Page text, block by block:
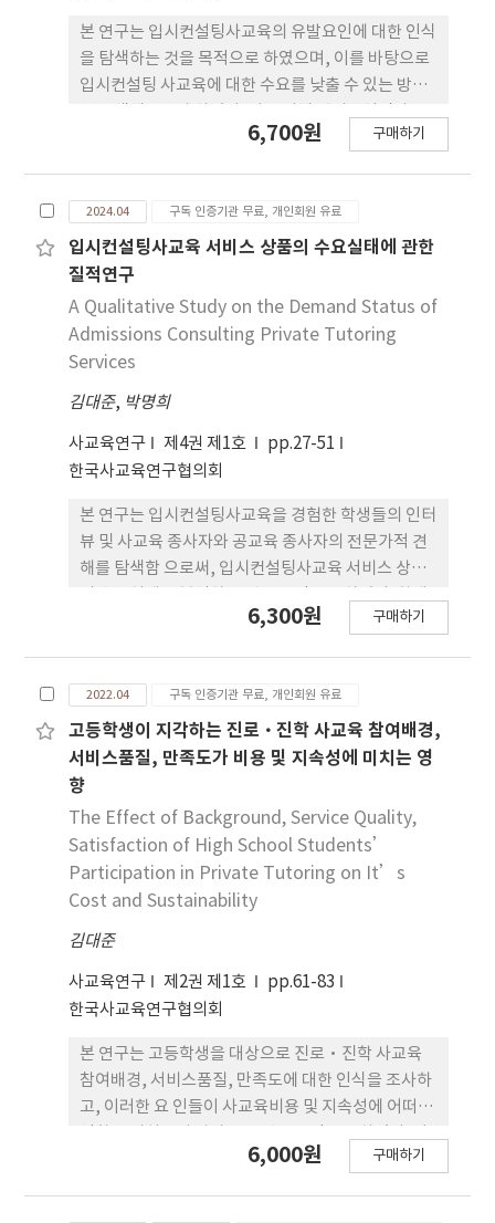
서 가장 강한 설명력을 지닌 변수로 나타났으며, 이는
입시컨설팅사교육이 새로운 교육 불평등의 매개가 될
수 있음을 시사한다. 이에 따라 본 연구는 소득 수준별
맞춤형 정책 지원과 공공 입시컨설팅 서비스의 도입
필요성을 제언하였다. 주요 연구 결론을 종합해보면,
하기 위해서 교육의 기회 균등을 증대시킬수 있는 방
안을 모색할 필요가 있다. 둘째, 수요자의 입시정보 의
장벽을 더 낮출 필요가 있다. 셋째, 입시컨설팅사교육
의 수요와 지출 수준은 학년 및 전형에 따라 뚜렷한 차
이를 보이 므로, 생애주기적 관점에서 시기별 맞춤형
본 연구는 입시컨설팅사교육의 유발요인에 대한 인식
을 탐색하는 것을 목적으로 하였으며, 이를 바탕으로
입시컨설팅 사교육에 대한 수요를 낮출 수 있는 방안
육 시장의 주요 의사결정 주 체인 학생(10명), 사교육
용하여 자료를 분석하였다. 연구결과를 요약하면 다
음과 같다. 첫째, 입시컨설팅사교육은 학생들이 입시
정책의 변화에 대응하는 과정에서 유발되었다. 학생
들은 입시정책의 변화에 맞춰 입시전략을 새롭게 준
비해야 하는데, 그 방안 중 하나로 사교육을 이용하고
있었다. 둘째, 입시컨설팅사교육은 학생들이 공교육
있었다. 학생들은 공교육에서 이루어지는 진로·진
학 상담교육에 대해서 정보의 구체성이 떨어지며, 미
흡 한 점이 있다고 인지하였다. 셋째, 입시컨설팅사교
육은 사교육 공급자가 수요자의 요구를 충족하기 위
해 진화된 서비스 를 제공하면서 유발되었다. 입시컨
설팅사교육은 방대한 데이터를 바탕으로 학생에게 맞
춰진 다양한 학습·진로·진학 컨설 팅서비스를 제
공하고 있었다. 결론적으로 입시컨설팅사교육 수요를
줄이기 위해서는 입시정책의 안정화가 필요하다. 아
하기 힘든 일부 업 무를 입시컨설팅사교육 업체에게
위탁(outsourcing)하는 방식으로 진로·진학 상담
의 효율성을 높인다면, 사교육 수요를 경감시키는 한
가지 방안이 될 수 있다. 아울러 입시컨설팅사교육이
도록 공급자에 대한 모니터링과 제도화의 수준을 높
일 필요가 있다.
6,700원 구매하기
2024.04 구독 인증기관 무료, 개인회원 유료
입시컨설팅사교육 서비스 상품의 수요실태에 관한
질적연구
A Qualitative Study on the Demand Status of
Admissions Consulting Private Tutoring
Services
김대준, 박명희
사교육연구 제4권 제1호
pp.27-51
한국사교육연구협의회
본 연구는 입시컨설팅사교육을 경험한 학생들의 인터
뷰 및 사교육 종사자와 공교육 종사자의 전문가적 견
해를 탐색함 으로써, 입시컨설팅사교육 서비스 상품
10명, 사교육기관 종사자 8 명, 공교육 종사자 6명을
구 결과를 종합해보면, 첫째, 학생들이 입시컨설팅사
교육을 수요하는 목적은 진로 및 진학에 대한 정보 획
득, 진 로 및 전공 선택에 대한 의사결정 도움, 구체적
인 입시계획 수립, 불안심리를 완화하는 것이었다. 입
시컨설팅사교육에 대 한 만족도는 진학 선택이 진로
선택에 비해 상대적으로 좋았으며, 고가일수록 더 긍
정적이었다. 둘째, 입시컨설팅사교육 의 수요 경로는
지인추천, 학원 및 사교육 업체 추천, 입시 관련 커뮤
니티를 통한 참여, 사교육 기관의 설명회(간담회)를
통한 참여 등 다양하였다. 셋째, 입시컨설팅사교육의
로 차이가 있 었다. 학생들은 미래의 위험 완화와 안정
성을 입시컨설팅사교육에 기대하였고, 높은 비용에
대한 부담을 느끼고 있음에 도 불구하고 고가의 입시
컨설팅사교육을 수요하고 있었다. 입시컨설팅 사교육
비용은 학생들이 유리한 정보를 취득하기 위한 교육
투자의 성격을 가지는 동시에 불안심리를 완화하는
소비적인 경향이 있었다. 입시컨설팅사교육의 효용성
을 높 이기 위해서는 학생 및 학부모의 합리적인 의사
6,300원 구매하기
2022.04 구독 인증기관 무료, 개인회원 유료
고등학생이 지각하는 진로·진학 사교육 참여배경,
서비스품질, 만족도가 비용 및 지속성에 미치는 영
향
The Effect of Background, Service Quality,
Satisfaction of High School Students’
Participation in Private Tutoring on It’s
Cost and Sustainability
김대준
사교육연구 제2권 제1호
pp.61-83
한국사교육연구협의회
본 연구는 고등학생을 대상으로 진로·진학 사교육
참여배경, 서비스품질, 만족도에 대한 인식을 조사하
고, 이러한 요 인들이 사교육비용 및 지속성에 어떠한
를 통해 진로·진학 사교육의 전망을 탐색하고, 진로
6,000원 구매하기